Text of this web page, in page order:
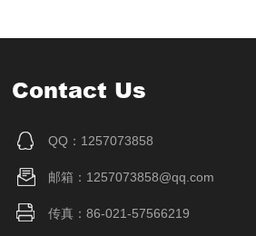
Contact Us
QQ：1257073858
邮箱：1257073858@qq.com
传真：86-021-57566219